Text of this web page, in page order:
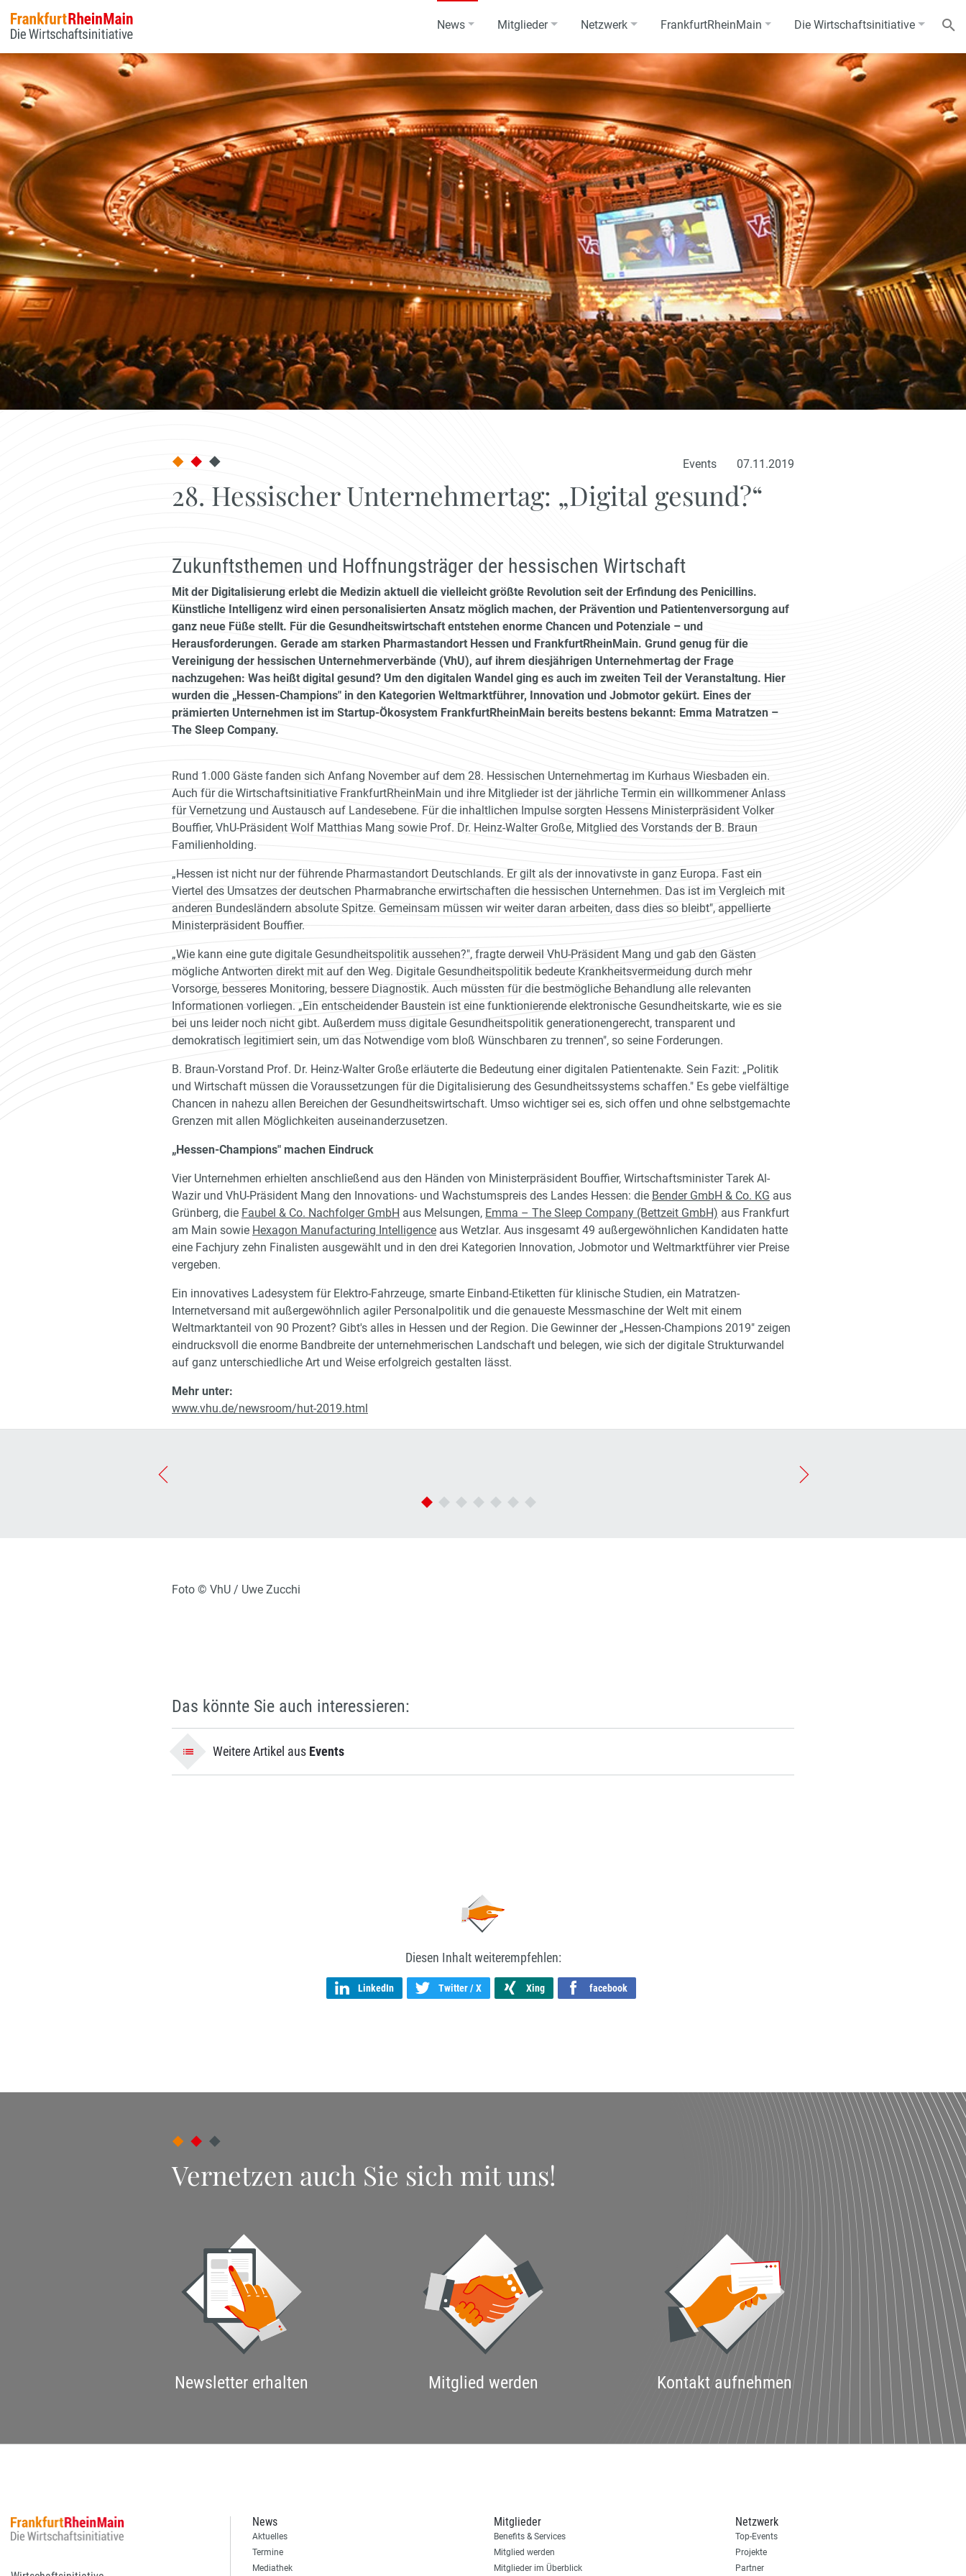
News Mitglieder Netzwerk FrankfurtRheinMain Die Wirtschaftsinitiative
Events 07.11.2019
28. Hessischer Unternehmertag: „Digital gesund?“
Zukunftsthemen und Hoffnungsträger der hessischen Wirtschaft
Mit der Digitalisierung erlebt die Medizin aktuell die vielleicht größte Revolution seit der Erfindung des Penicillins.
Künstliche Intelligenz wird einen personalisierten Ansatz möglich machen, der Prävention und Patientenversorgung auf
ganz neue Füße stellt. Für die Gesundheitswirtschaft entstehen enorme Chancen und Potenziale – und
Herausforderungen. Gerade am starken Pharmastandort Hessen und FrankfurtRheinMain. Grund genug für die
Vereinigung der hessischen Unternehmerverbände (VhU), auf ihrem diesjährigen Unternehmertag der Frage
nachzugehen: Was heißt digital gesund? Um den digitalen Wandel ging es auch im zweiten Teil der Veranstaltung. Hier
wurden die „Hessen-Champions" in den Kategorien Weltmarktführer, Innovation und Jobmotor gekürt. Eines der
prämierten Unternehmen ist im Startup-Ökosystem FrankfurtRheinMain bereits bestens bekannt: Emma Matratzen –
The Sleep Company.
Rund 1.000 Gäste fanden sich Anfang November auf dem 28. Hessischen Unternehmertag im Kurhaus Wiesbaden ein.
Auch für die Wirtschaftsinitiative FrankfurtRheinMain und ihre Mitglieder ist der jährliche Termin ein willkommener Anlass
für Vernetzung und Austausch auf Landesebene. Für die inhaltlichen Impulse sorgten Hessens Ministerpräsident Volker
Bouffier, VhU-Präsident Wolf Matthias Mang sowie Prof. Dr. Heinz-Walter Große, Mitglied des Vorstands der B. Braun
Familienholding.
„Hessen ist nicht nur der führende Pharmastandort Deutschlands. Er gilt als der innovativste in ganz Europa. Fast ein
Viertel des Umsatzes der deutschen Pharmabranche erwirtschaften die hessischen Unternehmen. Das ist im Vergleich mit
anderen Bundesländern absolute Spitze. Gemeinsam müssen wir weiter daran arbeiten, dass dies so bleibt", appellierte
Ministerpräsident Bouffier.
„Wie kann eine gute digitale Gesundheitspolitik aussehen?", fragte derweil VhU-Präsident Mang und gab den Gästen
mögliche Antworten direkt mit auf den Weg. Digitale Gesundheitspolitik bedeute Krankheitsvermeidung durch mehr
Vorsorge, besseres Monitoring, bessere Diagnostik. Auch müssten für die bestmögliche Behandlung alle relevanten
Informationen vorliegen. „Ein entscheidender Baustein ist eine funktionierende elektronische Gesundheitskarte, wie es sie
bei uns leider noch nicht gibt. Außerdem muss digitale Gesundheitspolitik generationengerecht, transparent und
demokratisch legitimiert sein, um das Notwendige vom bloß Wünschbaren zu trennen", so seine Forderungen.
B. Braun-Vorstand Prof. Dr. Heinz-Walter Große erläuterte die Bedeutung einer digitalen Patientenakte. Sein Fazit: „Politik
und Wirtschaft müssen die Voraussetzungen für die Digitalisierung des Gesundheitssystems schaffen." Es gebe vielfältige
Chancen in nahezu allen Bereichen der Gesundheitswirtschaft. Umso wichtiger sei es, sich offen und ohne selbstgemachte
Grenzen mit allen Möglichkeiten auseinanderzusetzen.
„Hessen-Champions" machen Eindruck
Vier Unternehmen erhielten anschließend aus den Händen von Ministerpräsident Bouffier, Wirtschaftsminister Tarek Al-
Wazir und VhU-Präsident Mang den Innovations- und Wachstumspreis des Landes Hessen: die Bender GmbH & Co. KG aus
Grünberg, die Faubel & Co. Nachfolger GmbH aus Melsungen, Emma – The Sleep Company (Bettzeit GmbH) aus Frankfurt
am Main sowie Hexagon Manufacturing Intelligence aus Wetzlar. Aus insgesamt 49 außergewöhnlichen Kandidaten hatte
eine Fachjury zehn Finalisten ausgewählt und in den drei Kategorien Innovation, Jobmotor und Weltmarktführer vier Preise
vergeben.
Ein innovatives Ladesystem für Elektro-Fahrzeuge, smarte Einband-Etiketten für klinische Studien, ein Matratzen-
Internetversand mit außergewöhnlich agiler Personalpolitik und die genaueste Messmaschine der Welt mit einem
Weltmarktanteil von 90 Prozent? Gibt's alles in Hessen und der Region. Die Gewinner der „Hessen-Champions 2019" zeigen
eindrucksvoll die enorme Bandbreite der unternehmerischen Landschaft und belegen, wie sich der digitale Strukturwandel
auf ganz unterschiedliche Art und Weise erfolgreich gestalten lässt.
Mehr unter:
www.vhu.de/newsroom/hut-2019.html
Foto © VhU / Uwe Zucchi
Das könnte Sie auch interessieren:
Weitere Artikel aus Events
Diesen Inhalt weiterempfehlen:
LinkedIn Twitter / X Xing facebook
Vernetzen auch Sie sich mit uns!
Newsletter erhalten Mitglied werden Kontakt aufnehmen
News
Aktuelles
Termine
Mediathek
Mitglieder
Benefits & Services
Mitglied werden
Mitglieder im Überblick
Netzwerk
Top-Events
Projekte
Partner